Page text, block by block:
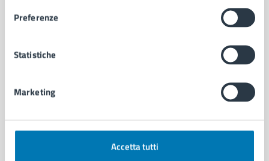
Preferenze
Statistiche
Marketing
Accetta tutti
Comune di Napoli
AMMINISTRAZIONE
Organi di governo